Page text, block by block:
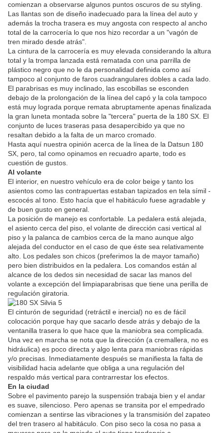
comienzan a observarse algunos puntos oscuros de su styling.
Las llantas son de diseño inadecuado para la línea del auto y
además la trocha trasera es muy angosta con respecto al ancho
total de la carrocería lo que nos hizo recordar a un "vagón de
tren mirado desde atrás".
La cintura de la carrocería es muy elevada considerando la altura
total y la trompa lanzada está rematada con una parrilla de
plástico negro que no le da personalidad definida como así
tampoco al conjunto de faros cuadrangulares dobles a cada lado.
El parabrisas es muy inclinado, las escobillas se esconden
debajo de la prolongación de la línea del capó y la cola tampoco
está muy lograda porque remata abruptamente apenas finalizada
la gran luneta montada sobre la "tercera" puerta de la 180 SX. El
conjunto de luces traseras pasa desapercibido ya que no
resaltan debido a la falta de un marco cromado.
Hasta aquí nuestra opinión acerca de la línea de la Datsun 180
SX, pero, tal como opinamos en recuadro aparte, todo es
cuestión de gustos.
Al volante
El interior, en nuestro vehículo era de color beige y tanto los
asientos como las contrapuertas estaban tapizados en tela símil -
escocés al tono. Esto hacía que el habitáculo fuese agradable y
de buen gusto en general.
La posición de manejo es confortable. La pedalera está alejada,
el asiento cerca del piso, el volante de dirección casi vertical al
piso y la palanca de cambios cerca de la mano aunque algo
alejada del conductor en el caso de que éste sea relativamente
alto. Los pedales son chicos (preferimos la de mayor tamaño)
pero bien distribuidos en la pedalera. Los comandos están al
alcance de los dedos sin necesidad de sacar las manos del
volante a excepción del limpiaparabrisas que tiene una perilla de
regulación giratoria.
El cinturón de seguridad (retráctil e inercial) no es de fácil
colocación porque hay que sacarlo desde atrás y debajo de la
ventanilla trasera lo que hace que la maniobra sea complicada.
Una vez en marcha se nota que la dirección (a cremallera, no es
hidráulica) es poco directa y algo lenta para maniobras rápidas
y/o precisas. Inmediatamente después se manifiesta la falta de
visibilidad hacia adelante que obliga a una regulación del
respaldo más vertical para contrarrestar los efectos.
En la ciudad
Sobre el pavimento parejo la suspensión trabaja bien y el andar
es suave, silencioso. Pero apenas se transita por el empedrado
comienzan a sentirse las vibraciones y la transmisión del zapateo
del tren trasero al habitáculo. Con piso seco la cosa no pasa a